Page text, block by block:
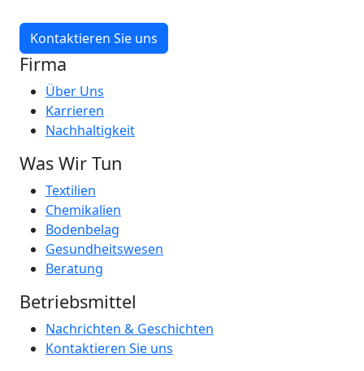
Kontaktieren Sie uns
Firma
Über Uns
Karrieren
Nachhaltigkeit
Was Wir Tun
Textilien
Chemikalien
Bodenbelag
Gesundheitswesen
Beratung
Betriebsmittel
Nachrichten & Geschichten
Kontaktieren Sie uns